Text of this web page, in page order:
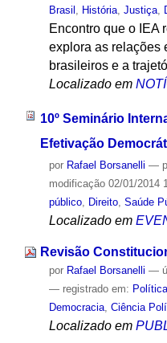
Brasil , História, Justiça,
Encontro que o IEA
explora as relações
brasileiros e a
Localizado em
10º Seminário
Efetivação
por Rafael Borsanelli —
modificação02/01/2014
público, Direito, Saúde
Localizado em
Revisão
por Rafael Borsanelli —
— registrado em: Política
Democracia, Ciência
Localizado em